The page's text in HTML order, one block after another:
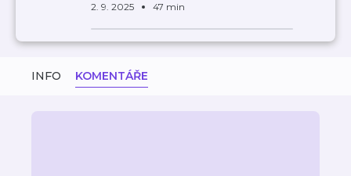
2. 9. 2025 47 min
INFO KOMENTÁŘE